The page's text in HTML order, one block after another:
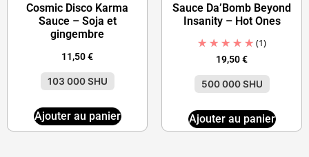
Cosmic Disco Karma
Sauce – Soja et
gingembre
11,50€
103 000 SHU
Ajouter au panier
Sauce Da’Bomb Beyond
Insanity – Hot Ones
(1)
19,50€
500 000 SHU
Ajouter au panier